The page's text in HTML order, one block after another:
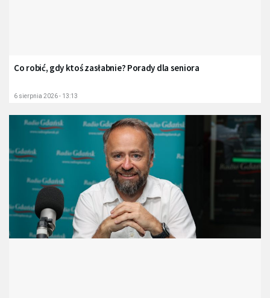
Co robić, gdy ktoś zasłabnie? Porady dla seniora
6 sierpnia 2026 - 13:13